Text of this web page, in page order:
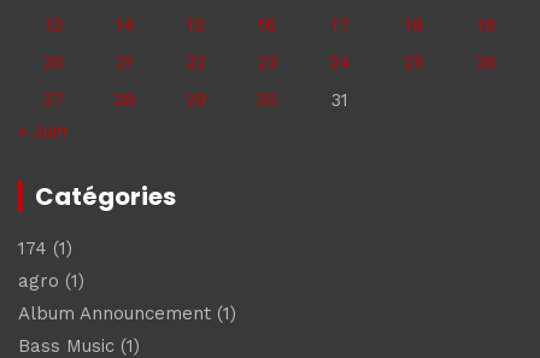
13
14 15 16 17 18
19
20
21 22 23 24 25
26
27
28 29 30
31
« Juin
Catégories
174 (1)
agro (1)
Album Announcement (1)
Bass Music (1)